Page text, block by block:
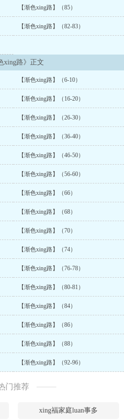
【渐色xing路】（85）
【渐色xing路】（82-83）
xing路》正文
【渐色xing路】（6-10）
【渐色xing路】（16-20）
【渐色xing路】（26-30）
【渐色xing路】（36-40）
【渐色xing路】（46-50）
【渐色xing路】（56-60）
【渐色xing路】（66）
【渐色xing路】（68）
【渐色xing路】（70）
【渐色xing路】（74）
【渐色xing路】（76-78）
【渐色xing路】（80-81）
【渐色xing路】（84）
【渐色xing路】（86）
【渐色xing路】（88）
【渐色xing路】（92-96）
门推荐
xing福家庭luan事多